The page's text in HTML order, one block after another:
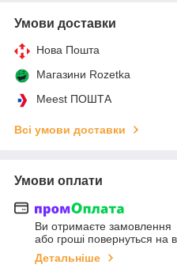
Умови доставки
Нова Пошта
Магазини Rozetka
Meest ПОШТА
Всі умови доставки
Умови оплати
Ви отримаєте замовлення
або гроші повернуться на
Детальніше